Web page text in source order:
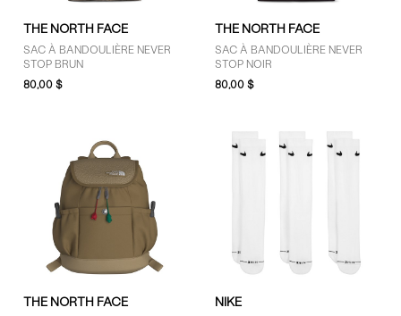
THE NORTH FACE
SAC À BANDOULIÈRE NEVER
STOP BRUN
80,00 $
THE NORTH FACE
SAC À BANDOULIÈRE NEVER
STOP NOIR
80,00 $
THE NORTH FACE NIKE